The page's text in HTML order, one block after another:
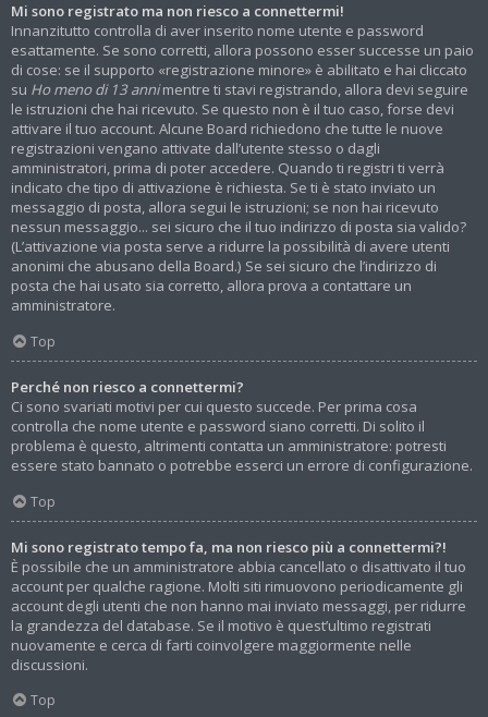
Mi sono registrato ma non riesco a connettermi!
Innanzitutto controlla di aver inserito nome utente e password
esattamente. Se sono corretti, allora possono esser successe un paio
di cose: se il supporto «registrazione minore» è abilitato e hai cliccato
su Ho meno di 13 annimentre ti stavi registrando, allora devi seguire
le istruzioni che hai ricevuto. Se questo non è il tuo caso, forse devi
attivare il tuo account. Alcune Board richiedono che tutte le nuove
registrazioni vengano attivate dall’utente stesso o dagli
amministratori, prima di poter accedere. Quando ti registri ti verrà
indicato che tipo di attivazione è richiesta. Se ti è stato inviato un
messaggio di posta, allora segui le istruzioni; se non hai ricevuto
nessun messaggio... sei sicuro che il tuo indirizzo di posta sia valido?
(L’attivazione via posta serve a ridurre la possibilità di avere utenti
anonimi che abusano della Board.) Se sei sicuro che l’indirizzo di
posta che hai usato sia corretto, allora prova a contattare un
amministratore.
Top
Perché non riesco a connettermi?
Ci sono svariati motivi per cui questo succede. Per prima cosa
controlla che nome utente e password siano corretti. Di solito il
problema è questo, altrimenti contatta un amministratore: potresti
essere stato bannato o potrebbe esserci un errore di configurazione.
Top
Mi sono registrato tempo fa, ma non riesco più a connettermi?!
È possibile che un amministratore abbia cancellato o disattivato il tuo
account per qualche ragione. Molti siti rimuovono periodicamente gli
account degli utenti che non hanno mai inviato messaggi, per ridurre
la grandezza del database. Se il motivo è quest’ultimo registrati
nuovamente e cerca di farti coinvolgere maggiormente nelle
discussioni.
Top